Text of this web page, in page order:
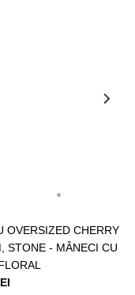
OVERSIZED CHERRY
STONE - MÂNECI CU